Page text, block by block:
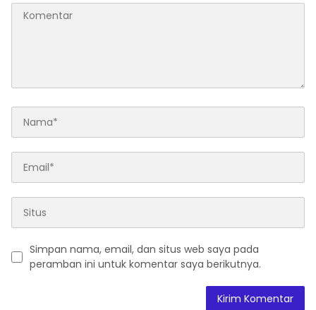
Simpan nama, email, dan situs web saya pada
peramban ini untuk komentar saya berikutnya.